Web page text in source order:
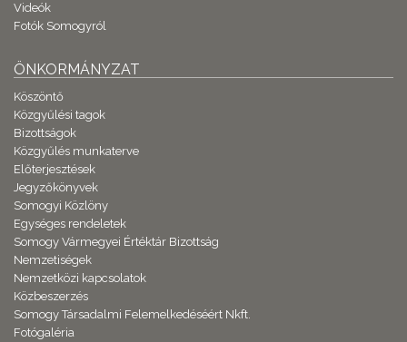
Videók
Fotók Somogyról
ÖNKORMÁNYZAT
Köszöntő
Közgyűlési tagok
Bizottságok
Közgyűlés munkaterve
Előterjesztések
Jegyzőkönyvek
Somogyi Közlöny
Egységes rendeletek
Somogy Vármegyei Értéktár Bizottság
Nemzetiségek
Nemzetközi kapcsolatok
Közbeszerzés
Somogy Társadalmi Felemelkedéséért Nkft.
Fotógaléria